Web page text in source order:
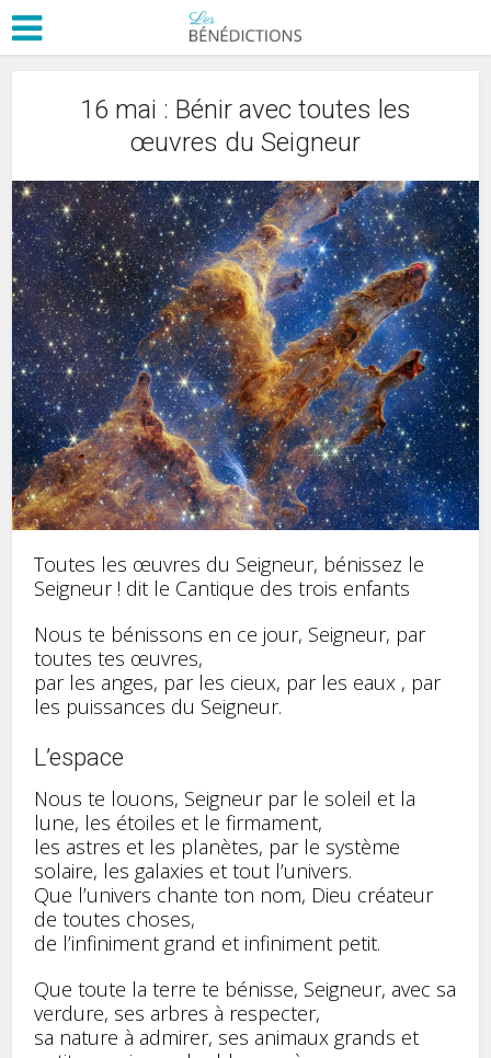
16 mai : Bénir avec toutes les
œuvres du Seigneur
Toutes les œuvres du Seigneur, bénissez le
Seigneur ! dit le Cantique des trois enfants
Nous te bénissons en ce jour, Seigneur, par
toutes tes œuvres,
par les anges, par les cieux, par les eaux , par
les puissances du Seigneur.
L’espace
Nous te louons, Seigneur par le soleil et la
lune, les étoiles et le firmament,
les astres et les planètes, par le système
solaire, les galaxies et tout l’univers.
Que l’univers chante ton nom, Dieu créateur
de toutes choses,
de l’infiniment grand et infiniment petit.
Que toute la terre te bénisse, Seigneur, avec sa
verdure, ses arbres à respecter,
sa nature à admirer, ses animaux grands et